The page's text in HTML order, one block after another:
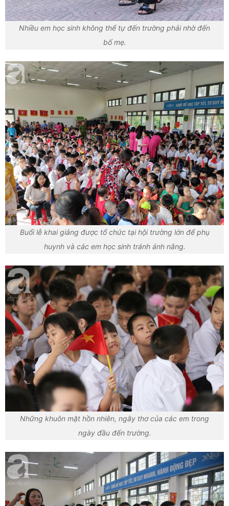
Nhiều em học sinh không thể tự đến trường phải nhờ đến
bố mẹ.
Buổi lễ khai giảng được tổ chức tại hội trường lớn để phụ
huynh và các em học sinh tránh ánh nắng.
Những khuôn mặt hồn nhiên, ngây thơ của các em trong
ngày đầu đến trường.